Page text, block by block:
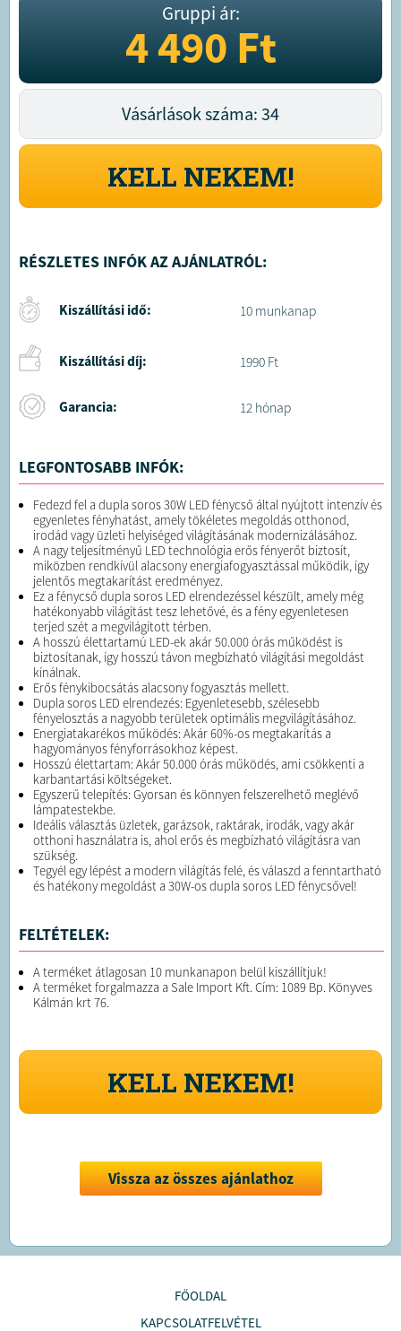
Gruppi ár:
4 490Ft
Vásárlások száma: 34
KELL NEKEM!
RÉSZLETES INFÓK AZ AJÁNLATRÓL:
Kiszállítási idő: 10 munkanap
Kiszállítási díj: 1990 Ft
Garancia: 12 hónap
LEGFONTOSABB INFÓK:
Fedezd fel a dupla soros 30W LED fénycső által nyújtott intenzív és
egyenletes fényhatást, amely tökéletes megoldás otthonod,
irodád vagy üzleti helyiséged világításának modernizálásához.
A nagy teljesítményű LED technológia erős fényerőt biztosít,
miközben rendkívül alacsony energiafogyasztással működik, így
jelentős megtakarítást eredményez.
Ez a fénycső dupla soros LED elrendezéssel készült, amely még
hatékonyabb világítást tesz lehetővé, és a fény egyenletesen
terjed szét a megvilágított térben.
A hosszú élettartamú LED-ek akár 50.000 órás működést is
biztosítanak, így hosszú távon megbízható világítási megoldást
kínálnak.
Erős fénykibocsátás alacsony fogyasztás mellett.
Dupla soros LED elrendezés: Egyenletesebb, szélesebb
fényelosztás a nagyobb területek optimális megvilágításához.
Energiatakarékos működés: Akár 60%-os megtakarítás a
hagyományos fényforrásokhoz képest.
Hosszú élettartam: Akár 50.000 órás működés, ami csökkenti a
karbantartási költségeket.
Egyszerű telepítés: Gyorsan és könnyen felszerelhető meglévő
lámpatestekbe.
Ideális választás üzletek, garázsok, raktárak, irodák, vagy akár
otthoni használatra is, ahol erős és megbízható világításra van
szükség.
Tegyél egy lépést a modern világítás felé, és válaszd a fenntartható
és hatékony megoldást a 30W-os dupla soros LED fénycsővel!
FELTÉTELEK:
A terméket átlagosan 10 munkanapon belül kiszállítjuk!
A terméket forgalmazza a Sale Import Kft. Cím: 1089 Bp. Könyves
Kálmán krt 76.
KELL NEKEM!
Vissza az összes ajánlathoz
FŐOLDAL
KAPCSOLATFELVÉTEL